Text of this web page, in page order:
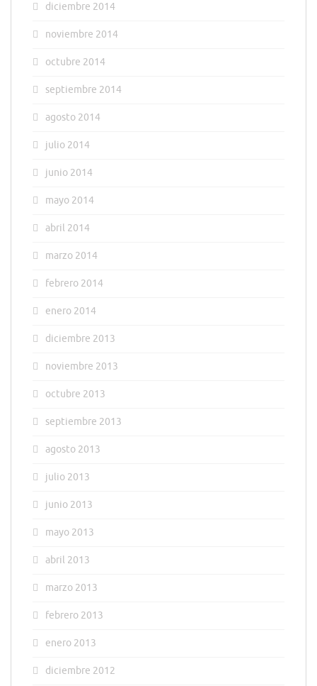
diciembre 2014
noviembre 2014
octubre 2014
septiembre 2014
agosto 2014
julio 2014
junio 2014
mayo 2014
abril 2014
marzo 2014
febrero 2014
enero 2014
diciembre 2013
noviembre 2013
octubre 2013
septiembre 2013
agosto 2013
julio 2013
junio 2013
mayo 2013
abril 2013
marzo 2013
febrero 2013
enero 2013
diciembre 2012